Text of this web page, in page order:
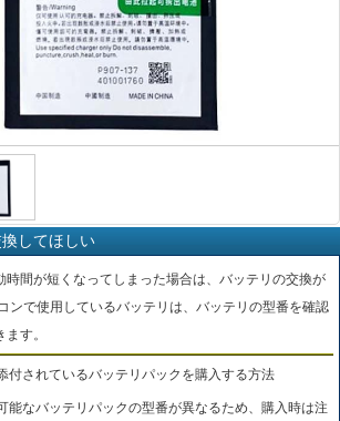
してほしい
時間が短くなってしまった場合は、バッテリの交換が
ンで使用しているバッテリは、バッテリの型番を確認
す。
付されているバッテリパックを購入する方法
能なバッテリパックの型番が異なるため、購入時は注